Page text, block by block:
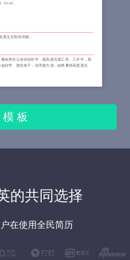
Excel。
英文文档和书籍；
各类办公自动化软件，能高效完成工作。工作中，我
好学、踏实肯干，动手能力强，始终秉持高度责任
板
的共同选择
在使用全民简历